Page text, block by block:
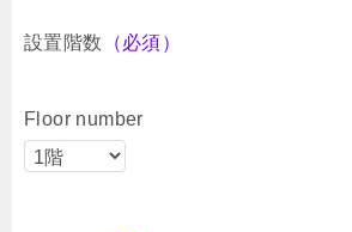
設置階数 （必須）
Floor number